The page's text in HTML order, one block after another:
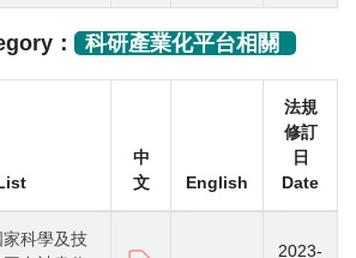
： 科研產業化平台相關
中
文
English
法規
修訂
日
Date
科學及技
2023-